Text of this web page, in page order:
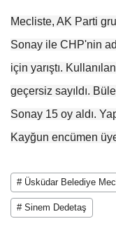
Mecliste, AK Parti
Sonay ile CHP'nin
için yarıştı.
geçersiz sayıldı.
Sonay 15 oy aldı.
Kayğun encümen
# Üsküdar Belediye
# Sinem Dedetaş